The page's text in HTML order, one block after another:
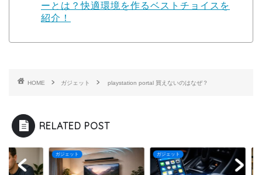
ーとは？快適環境を作るベストチョイスを
紹介！
HOME ガジェット playstation portal 買えないのはなぜ？
RELATED POST
ット ガジェット